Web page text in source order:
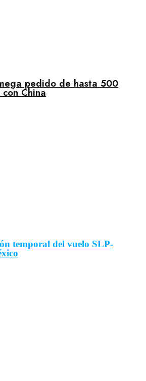
pedido de hasta 500
China
temporal del vuelo SLP-